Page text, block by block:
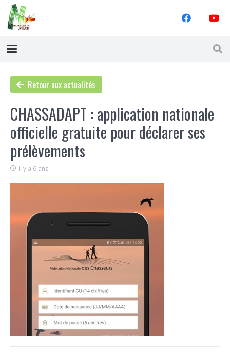
Retour aux actualités
CHASSADAPT : application nationale
officielle gratuite pour déclarer ses
prélèvements
il y a 6 ans